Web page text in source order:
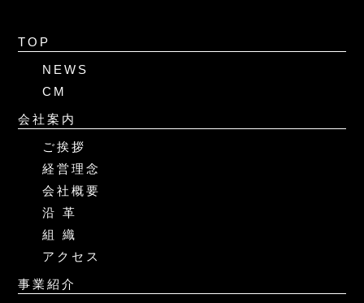
TOP
NEWS
CM
会社案内
ご挨拶
経営理念
会社概要
沿 革
組 織
アクセス
事業紹介